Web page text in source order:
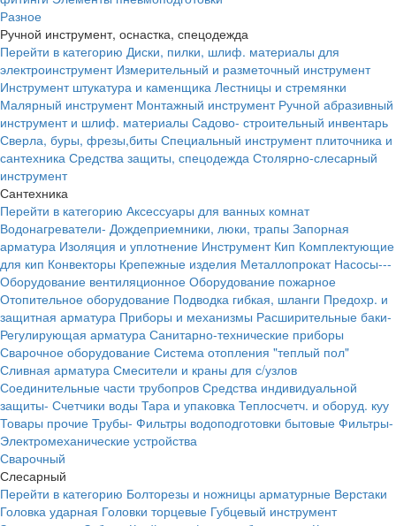
Разное
Ручной инструмент, оснастка, спецодежда
Перейти в категорию Диски, пилки, шлиф. материалы для
электроинструмент Измерительный и разметочный инструмент
Инструмент штукатура и каменщика Лестницы и стремянки
Малярный инструмент Монтажный инструмент Ручной абразивный
инструмент и шлиф. материалы Садово- строительный инвентарь
Сверла, буры, фрезы,биты Специальный инструмент плиточника и
сантехника Средства защиты, спецодежда Столярно-слесарный
инструмент
Сантехника
Перейти в категорию Аксессуары для ванных комнат
Водонагреватели- Дождеприемники, люки, трапы Запорная
арматура Изоляция и уплотнение Инструмент Кип Комплектующие
для кип Конвекторы Крепежные изделия Металлопрокат Насосы---
Оборудование вентиляционное Оборудование пожарное
Отопительное оборудование Подводка гибкая, шланги Предохр. и
защитная арматура Приборы и механизмы Расширительные баки-
Регулирующая арматура Санитарно-технические приборы
Сварочное оборудование Система отопления "теплый пол"
Сливная арматура Смесители и краны для с/узлов
Соединительные части трубопров Средства индивидуальной
защиты- Счетчики воды Тара и упаковка Теплосчетч. и оборуд. куу
Товары прочие Трубы- Фильтры водоподготовки бытовые Фильтры-
Электромеханические устройства
Сварочный
Слесарный
Перейти в категорию Болторезы и ножницы арматурные Верстаки
Головка ударная Головки торцевые Губцевый инструмент